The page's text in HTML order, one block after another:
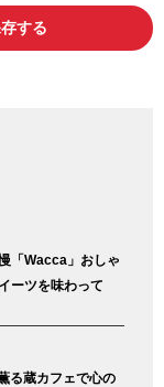
する
「Wacca」おしゃ
ーツを味わって
る蔵カフェで心の